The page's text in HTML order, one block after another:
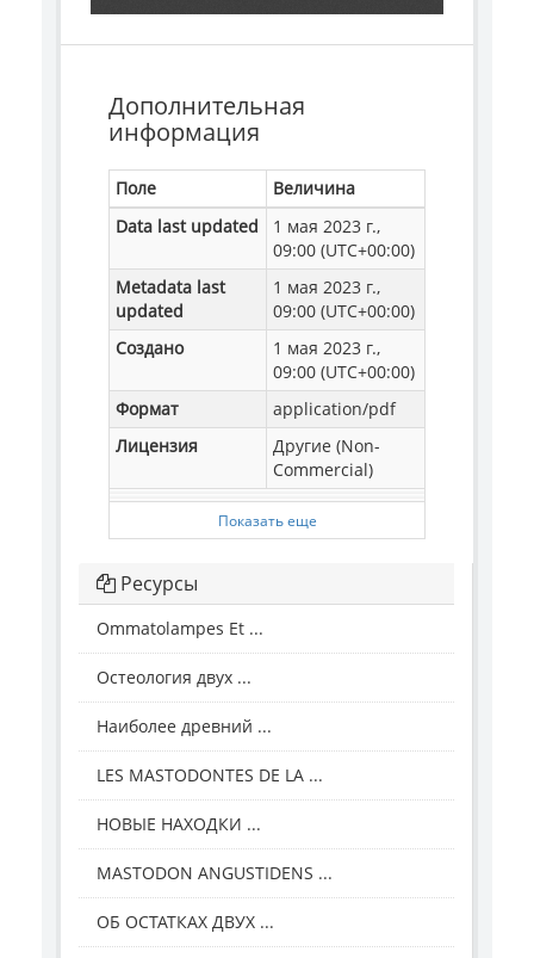
Дополнительная
информация
Поле
Величина
Data last updated
1 мая 2023 г.,
09:00 (UTC+00:00)
Metadata last
updated
1 мая 2023 г.,
09:00 (UTC+00:00)
Создано
1 мая 2023 г.,
09:00 (UTC+00:00)
Формат
application/pdf
Лицензия
Другие (Non-
Commercial)
Показать еще
Ресурсы
Ommatolampes Et ...
Остеология двух ...
Наиболее древний ...
LES MASTODONTES DE LA ...
НОВЫЕ НАХОДКИ ...
MASTODON ANGUSTIDENS ...
ОБ ОСТАТКАХ ДВУХ ...